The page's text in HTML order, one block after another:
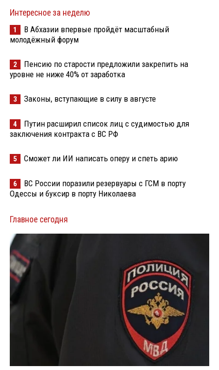
Интересное за неделю
1
В Абхазии впервые пройдёт масштабный
молодёжный форум
2
Пенсию по старости предложили закрепить на
уровне не ниже 40% от заработка
3 Законы, вступающие в силу в августе
4
Путин расширил список лиц с судимостью для
заключения контракта с ВС РФ
5 Сможет ли ИИ написать оперу и спеть арию
6
ВС России поразили резервуары с ГСМ в порту
Одессы и буксир в порту Николаева
Главное сегодня